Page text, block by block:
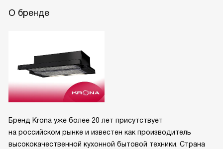
О бренде
Бренд Krona уже более 20 лет присутствует
на российском рынке и известен как производитель
высококачественной кухонной бытовой техники. Страна